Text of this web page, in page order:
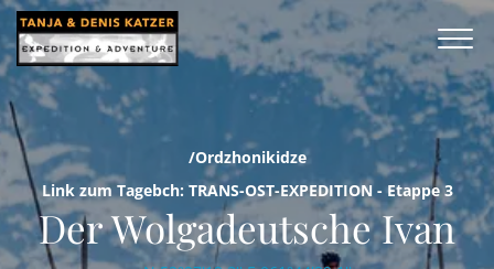
/Ordzhonikidze
Link zum Tagebch: TRANS-OST-EXPEDITION - Etappe 3
Der Wolgadeutsche Ivan